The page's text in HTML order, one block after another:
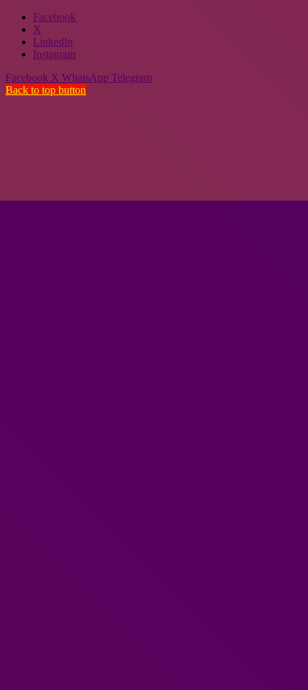
Facebook
X
LinkedIn
Instagram
Facebook X WhatsApp Telegram
Back to top button